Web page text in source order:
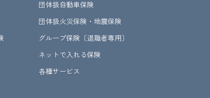
団体扱自動車保険
団体扱火災保険・地震保険
グループ保険〔退職者専用〕
ネットで入れる保険
各種サービス